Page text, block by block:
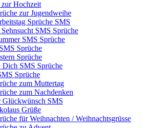
zur Hochzeit
zur Jugendweihe
Sprüche SMS
SMS Sprüche
SMS Sprüche
Sprüche
Sprüche
Dich SMS Sprüche
Sprüche
zum Muttertag
zum Nachdenken
Glückwünsch SMS
Grüße
für Weihnachten / Weihnachtsgrüsse